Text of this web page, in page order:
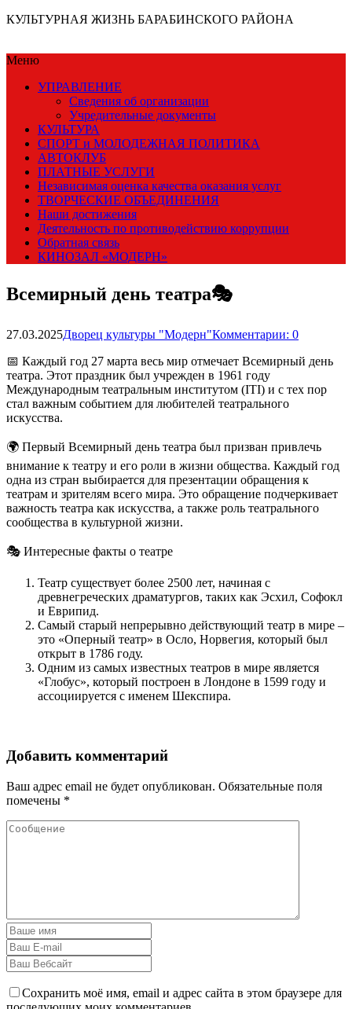
КУЛЬТУРНАЯ ЖИЗНЬ БАРАБИНСКОГО РАЙОНА
Меню
УПРАВЛЕНИЕ
Сведения об организации
Учредительные документы
КУЛЬТУРА
СПОРТ и МОЛОДЕЖНАЯ ПОЛИТИКА
АВТОКЛУБ
ПЛАТНЫЕ УСЛУГИ
Независимая оценка качества оказания услуг
ТВОРЧЕСКИЕ ОБЪЕДИНЕНИЯ
Наши достижения
Деятельность по противодействию коррупции
Обратная связь
КИНОЗАЛ «МОДЕРН»
Всемирный день театра🎭
27.03.2025Дворец культуры "Модерн"Комментарии: 0
📅 Каждый год 27 марта весь мир отмечает Всемирный день
театра. Этот праздник был учрежден в 1961 году
Международным театральным институтом (ITI) и с тех пор
стал важным событием для любителей театрального
искусства.
🌍 Первый Всемирный день театра был призван привлечь
внимание к театру и его роли в жизни общества. Каждый год
одна из стран выбирается для презентации обращения к
театрам и зрителям всего мира. Это обращение подчеркивает
важность театра как искусства, а также роль театрального
сообщества в культурной жизни.
🎭 Интересные факты о театре
Театр существует более 2500 лет, начиная с
древнегреческих драматургов, таких как Эсхил, Софокл
и Еврипид.
Самый старый непрерывно действующий театр в мире –
это «Оперный театр» в Осло, Норвегия, который был
открыт в 1786 году.
Одним из самых известных театров в мире является
«Глобус», который построен в Лондоне в 1599 году и
ассоциируется с именем Шекспира.
Добавить комментарий
Ваш адрес email не будет опубликован. Обязательные поля
помечены *
Сохранить моё имя, email и адрес сайта в этом браузере для